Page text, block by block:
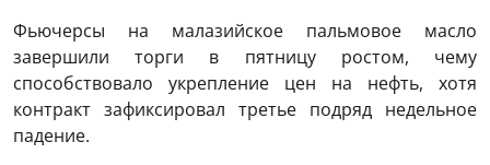
Фьючерсы на малазийское пальмовое масло
завершили торги в пятницу ростом, чему
способствовало укрепление цен на нефть, хотя
контракт зафиксировал третье подряд недельное
падение.